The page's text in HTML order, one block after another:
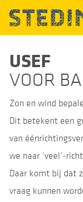
USEF
VOOR
Zon en wind
Dit betekent een
van
we naar ‘veel’-
Daar komt bij dat
vraag kunnen